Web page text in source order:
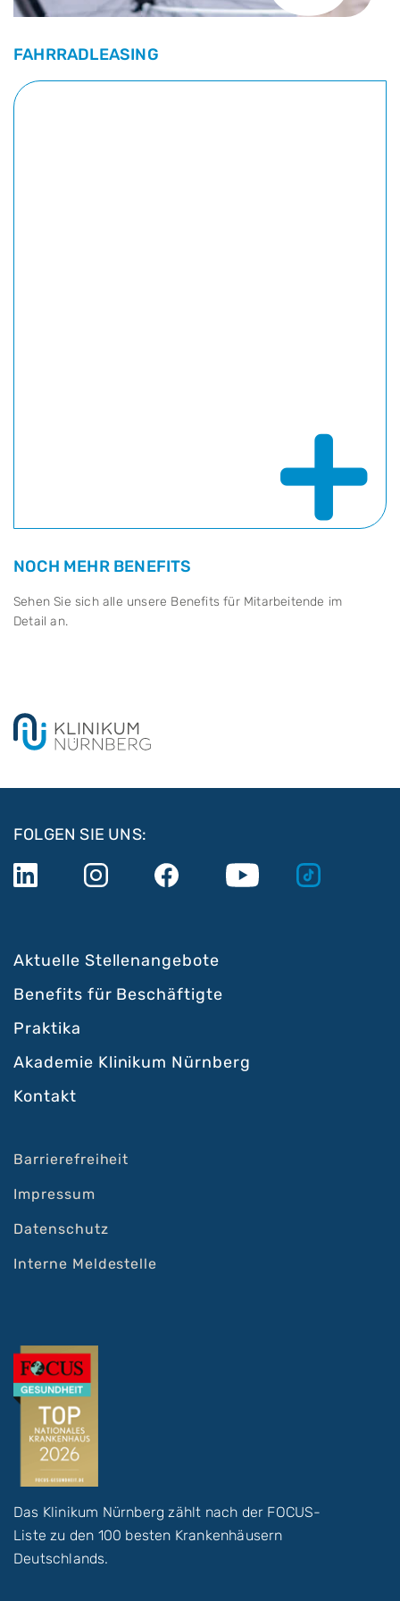
FAHRRADLEASING
+
NOCH MEHR BENEFITS
Sehen Sie sich alle unsere Benefits für Mitarbeitende im
Detail an.
FOLGEN SIE UNS:
Aktuelle Stellenangebote
Benefits für Beschäftigte
Praktika
Akademie Klinikum Nürnberg
Kontakt
Barrierefreiheit
Impressum
Datenschutz
Interne Meldestelle
Das Klinikum Nürnberg zählt nach der FOCUS-
Liste zu den 100 besten Krankenhäusern
Deutschlands.